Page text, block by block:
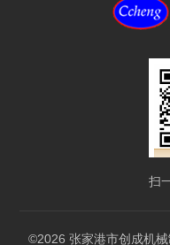
扫
©2026 张家港市创成机